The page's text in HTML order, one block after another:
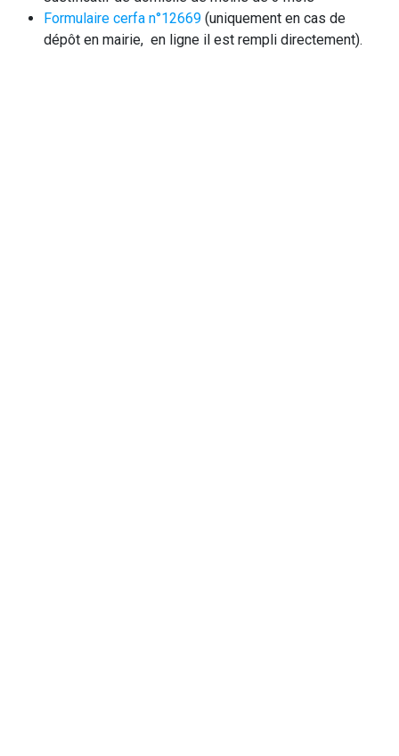
Formulaire cerfa n°12669 (uniquement en cas de
dépôt en mairie, en ligne il est rempli directement).